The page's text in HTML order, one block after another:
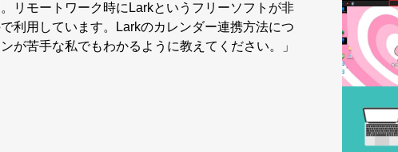
リモートワーク時にLarkというフリーソフトが非
利用しています。Larkのカレンダー連携方法につ
が苦手な私でもわかるように教えてください。」